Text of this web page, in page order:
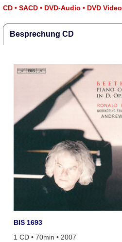
CD • SACD • DVD-Audio • DVD Video
Besprechung CD
BIS 1693
1 CD • 70min • 2007